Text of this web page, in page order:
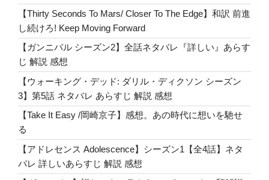
シ
ズ
ン
2
第
6
話
ネ
タ
バ
レ
【Thirty Seconds To Mars/ Closer To The Edge】和訳 前進
し続けろ! Keep Moving Forward
【ガンニバル シーズン2】全話ネタバレ『詳しい』あらす
じ 解説 感想
【ウォーキング・デッド: ダリル・ディクソン シーズン
3】第5話 ネタバレ あらすじ 解説 感想
【Take It Easy /岡崎京子】感想。あの時代に想いを馳せ
る
【アドレセンス Adolescence】シーズン1【全4話】ネタ
バレ 詳しいあらすじ 解説 感想